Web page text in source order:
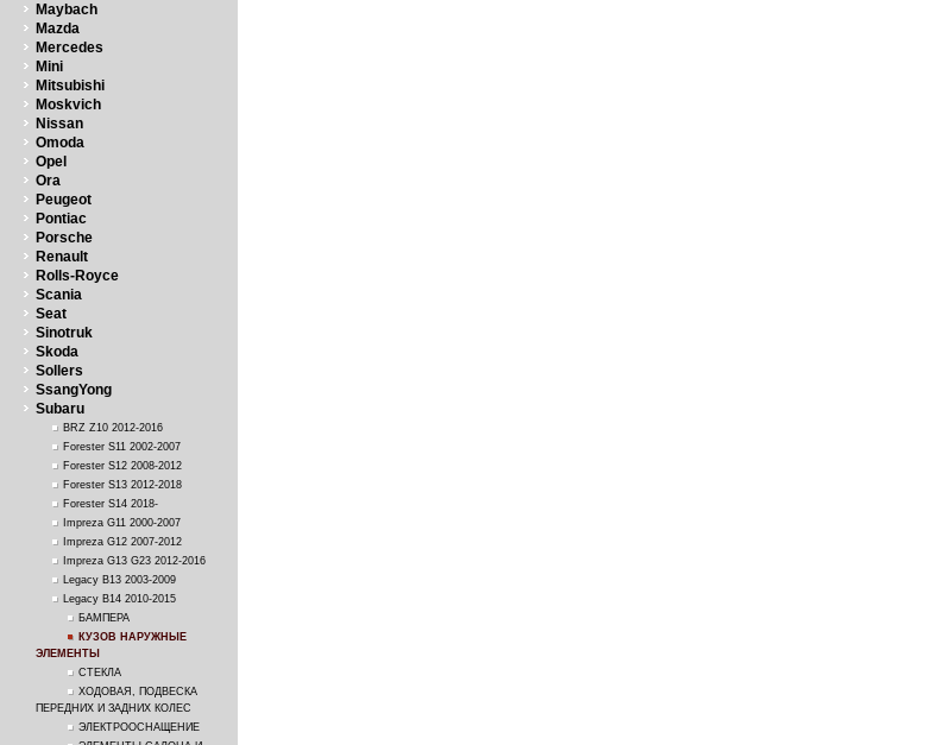
Maybach
Mazda
Mercedes
Mini
Mitsubishi
Moskvich
Nissan
Omoda
Opel
Ora
Peugeot
Pontiac
Porsche
Renault
Rolls-Royce
Scania
Seat
Sinotruk
Skoda
Sollers
SsangYong
Subaru
BRZ Z10 2012-2016
Forester S11 2002-2007
Forester S12 2008-2012
Forester S13 2012-2018
Forester S14 2018-
Impreza G11 2000-2007
Impreza G12 2007-2012
Impreza G13 G23 2012-2016
Legacy B13 2003-2009
Legacy B14 2010-2015
БАМПЕРА
КУЗОВ НАРУЖНЫЕ
ЭЛЕМЕНТЫ
СТЕКЛА
ХОДОВАЯ, ПОДВЕСКА
ПЕРЕДНИХ И ЗАДНИХ КОЛЕС
ЭЛЕКТРООСНАЩЕНИЕ